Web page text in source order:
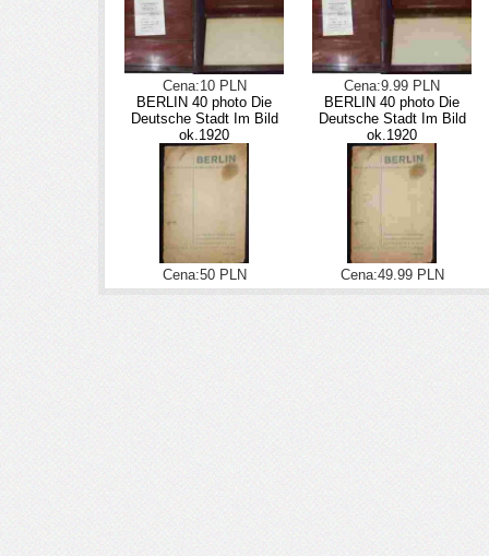
Cena:10 PLN
Cena:9.99 PLN
BERLIN 40 photo Die
Deutsche Stadt Im Bild
ok.1920
Cena:50 PLN
BERLIN 40 photo Die
Deutsche Stadt Im Bild
ok.1920
Cena:49.99 PLN